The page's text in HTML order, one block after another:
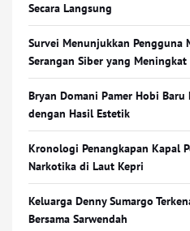
Secara Langsung
Survei Menunjukkan Pengguna
Serangan Siber yang Meningkat
Bryan Domani Pamer Hobi
dengan Hasil Estetik
Kronologi Penangkapan Kapal
Narkotika di Laut Kepri
Keluarga Denny Sumargo
Bersama Sarwendah